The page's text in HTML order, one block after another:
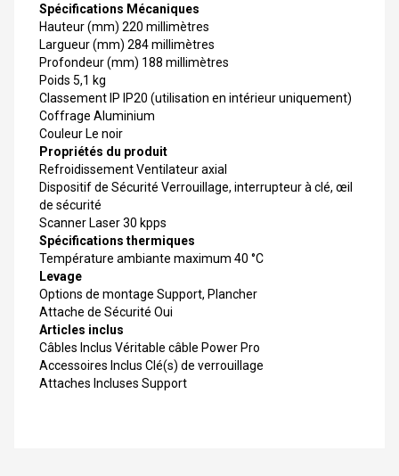
Spécifications Mécaniques
Hauteur (mm) 220 millimètres
Largueur (mm) 284 millimètres
Profondeur (mm) 188 millimètres
Poids 5,1 kg
Classement IP IP20 (utilisation en intérieur uniquement)
Coffrage Aluminium
Couleur Le noir
Propriétés du produit
Refroidissement Ventilateur axial
Dispositif de Sécurité Verrouillage, interrupteur à clé, œil
de sécurité
Scanner Laser 30 kpps
Spécifications thermiques
Température ambiante maximum 40 °C
Levage
Options de montage Support, Plancher
Attache de Sécurité Oui
Articles inclus
Câbles Inclus Véritable câble Power Pro
Accessoires Inclus Clé(s) de verrouillage
Attaches Incluses Support